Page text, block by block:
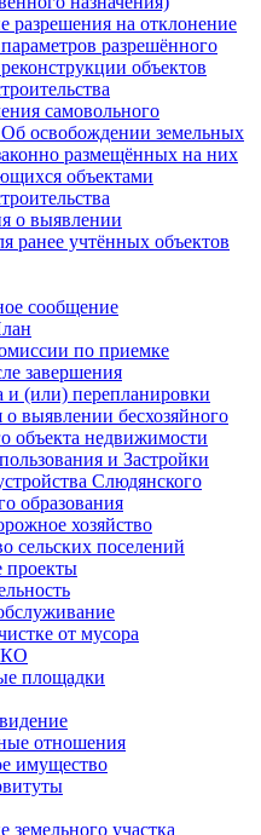
разрешения на отклонение
разрешённого
объектов
самовольного
Об освобождении земельных
размещённых на них
объектами
о выявлении
ранее учтённых объектов
сообщение
по приемке
завершения
и (или) перепланировки
выявлении бесхозяйного
объекта недвижимости
и Застройки
Слюдянского
образования
хозяйство
сельских поселений
от мусора
площадки
отношения
имущество
земельного участка